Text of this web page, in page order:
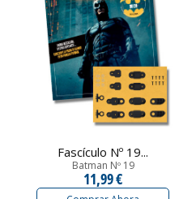
Fascículo Nº 19...
Batman Nº 19
11,99 €